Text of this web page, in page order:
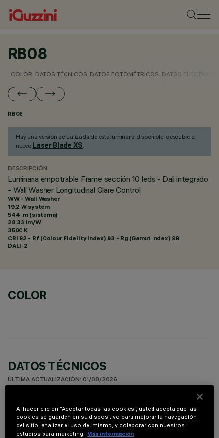
RB08
COLOR DATOS TÉCNICOS DATOS FOTOMÉTRICOS DATOS
RB08
Hay una versión actualizada de esta luminaria disponible: descubre el
nuevo Laser Blade XS.
DESCRIPCIÓN
Luminaria empotrable Frame sección 10 leds - Dali integrado
- Wall Washer Longitudinal Glare Control
WW - Wall Washer
19.2 W system
544 lm (sistema)
28.33 lm/W
3500 K
CRI 92 - Rf (Colour Fidelity Index) 93 - Rg (Gamut Index) 99
DALI-2
COLOR
DATOS TÉCNICOS
ÚLTIMA ACTUALIZACIÓN: 01/08/2026
Luminaria miniaturizada lineal empotrable para lámpara led.
Pese a las dimensiones supercompactas del producto, la
Al hacer clic en “Aceptar todas las cookies”, usted acepta que las
cookies se guarden en su dispositivo para mejorar la navegación
del sitio, analizar el uso del mismo, y colaborar con nuestros
estudios para marketing.
Más información